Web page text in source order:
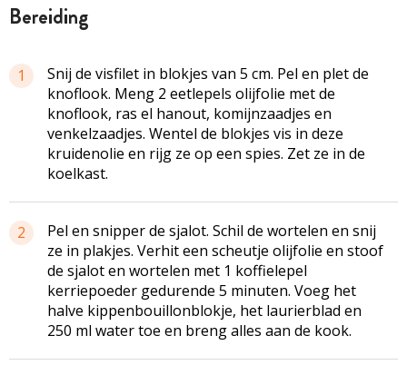
bereiding
1
Snij de visfilet in blokjes van 5 cm. Pel en plet de
knoflook. Meng 2 eetlepels olijfolie met de
knoflook, ras el hanout, komijnzaadjes en
venkelzaadjes. Wentel de blokjes vis in deze
kruidenolie en rijg ze op een spies. Zet ze in de
koelkast.
2
Pel en snipper de sjalot. Schil de wortelen en snij
ze in plakjes. Verhit een scheutje olijfolie en stoof
de sjalot en wortelen met 1 koffielepel
kerriepoeder gedurende 5 minuten. Voeg het
halve kippenbouillonblokje, het laurierblad en
250 ml water toe en breng alles aan de kook.